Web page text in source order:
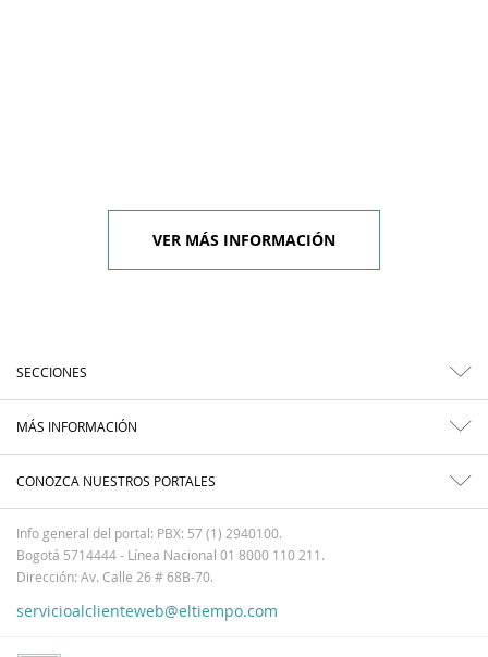
VER MÁS INFORMACIÓN
SECCIONES
MÁS INFORMACIÓN
CONOZCA NUESTROS PORTALES
Info general del portal: PBX: 57 (1) 2940100.
Bogotá 5714444 - Línea Nacional 01 8000 110 211.
Dirección: Av. Calle 26 # 68B-70.
servicioalclienteweb@eltiempo.com